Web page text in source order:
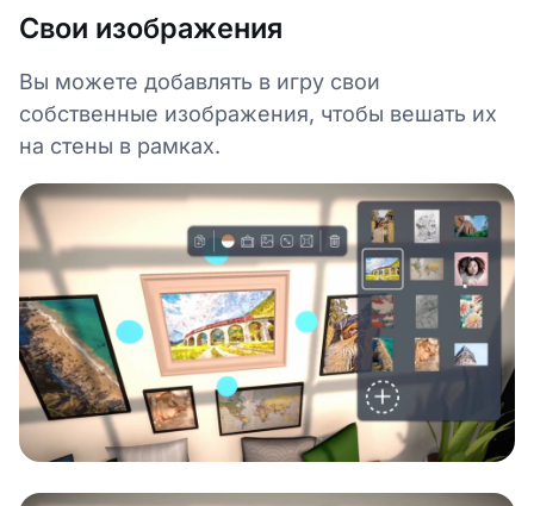
Свои изображения
Вы можете добавлять в игру свои
собственные изображения, чтобы вешать их
на стены в рамках.